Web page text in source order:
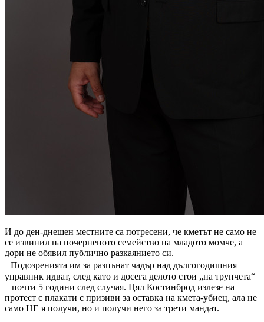
И до ден-днешен местните са потресени, че кметът не само не
се извинил на почерненото семейство на младото момче, а
дори не обявил публично разкаянието си.
Подозренията им за разпънат чадър над дългогодишния
управник идват, след като и досега делото стои „на трупчета“
– почти 5 години след случая. Цял Костинброд излезе на
протест с плакати с призиви за оставка на кмета-убиец, ала не
само НЕ я получи, но и получи него за трети мандат.